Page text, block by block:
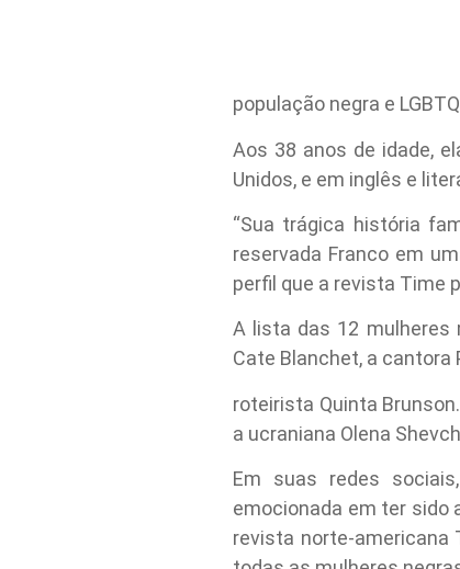
população negra e
Aos 38 anos de idade,
Unidos, e em inglês e
“Sua trágica história
reservada Franco em
perfil que a revista Time
A lista das 12 mulheres
Cate Blanchet, a cantora
roteirista Quinta
a ucraniana Olena
Em suas redes
emocionada em ter sido
revista norte-americana